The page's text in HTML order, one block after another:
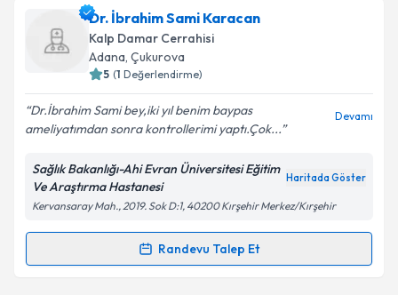
Uzm. Dr. Caner Özgökçeiçin randevu takvimi talebi
oluşturun. Size bu uzmandan randevu almanız için bir
takvim hazırlandığında e-posta ile bilgilendireceğiz.
Kişisel verilerimin işlenmesine ilişkin Aydınlatma
Metni'ni okudum ve kişisel verilerimin belirtilen
kapsamda işlenmesini kabul ediyorum.
Takvim Talebini Gönder
Dr. İbrahim Sami Karacan
Kalp Damar Cerrahisi
Adana, Çukurova
5 (1 Değerlendirme)
Dr.İbrahim Sami bey,iki yıl benim baypas
ameliyatımdan sonra kontrollerimi yaptı.Çok...
Devamı
Sağlık Bakanlığı-Ahi Evran Üniversitesi Eğitim
Ve Araştırma Hastanesi
Haritada Göster
Kervansaray Mah., 2019. Sok D:1, 40200 Kırşehir Merkez/Kırşehir
Randevu Talep Et
Randevu Takvimi Talebi